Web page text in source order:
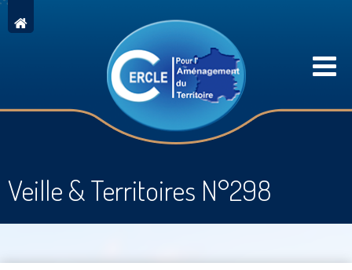
Veille & Territoires N°298